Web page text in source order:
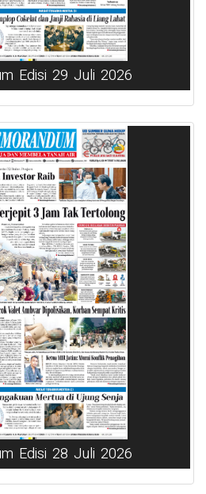
Edisi 29 Juli 2026
Edisi 28 Juli 2026